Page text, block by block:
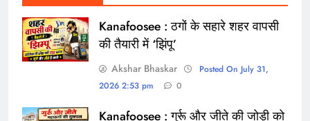
Kanafoosee : ठगों के सहारे शहर वापसी
की तैयारी में ‘झिंपू’
Akshar Bhaskar
Posted On July 31,
2026 2:53 pm
0
Kanafoosee : गुर्रू और जीते की जोड़ी को